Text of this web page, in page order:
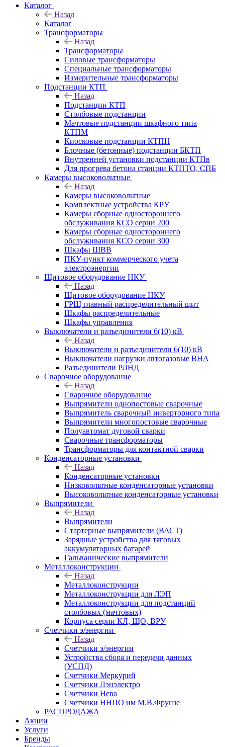
Каталог
Назад
Каталог
Трансформаторы
Назад
Трансформаторы
Силовые трансформаторы
Специальные трансформаторы
Измерительные трансформаторы
Подстанции КТП
Назад
Подстанции КТП
Столбовые подстанции
Мачтовые подстанции шкафного типа
КТПМ
Киосковые подстанции КТПН
Блочные (бетонные) подстанции БКТП
Внутренней установки подстанции КТПв
Для прогрева бетона станции КТПТО, СПБ
Камеры высоковольтные
Назад
Камеры высоковольтные
Комплектные устройства КРУ
Камеры сборные одностороннего
обслуживания КСО серии 200
Камеры сборные одностороннего
обслуживания КСО серии 300
Шкафы ШВВ
ПКУ-пункт коммерческого учета
электроэнергии
Щитовое оборудование НКУ
Назад
Щитовое оборудование НКУ
ГРЩ главный распределительный щит
Шкафы распределительные
Шкафы управления
Выключатели и разъединители 6(10) кВ
Назад
Выключатели и разъединители 6(10) кВ
Выключатели нагрузки автогазовые ВНА
Разъединители РЛНД
Сварочное оборудование
Назад
Сварочное оборудование
Выпрямители однопостовые сварочные
Выпрямитель сварочный инверторного типа
Выпрямители многопостовые сварочные
Полуавтомат дуговой сварки
Сварочные трансформаторы
Трансформаторы для контактной сварки
Конденсаторные установки
Назад
Конденсаторные установки
Низковольтные конденсаторные установки
Высоковольтные конденсаторные установки
Выпрямители
Назад
Выпрямители
Стартерные выпрямители (ВАСТ)
Зарядные устройства для тяговых
аккумуляторных батарей
Гальванические выпрямители
Металлоконструкции
Назад
Металлоконструкции
Металлоконструкции для ЛЭП
Металлоконструкции для подстанций
столбовых (мачтовых)
Корпуса серии КЛ, ЩО, ВРУ
Счетчики э/энергии
Назад
Счетчики э/энергии
Устройства сбора и передачи данных
(УСПД)
Счетчики Меркурий
Счетчики Лэнэлектро
Счетчики Нева
Счетчики ННПО им М.В.Фрунзе
РАСПРОДАЖА
Акции
Услуги
Бренды